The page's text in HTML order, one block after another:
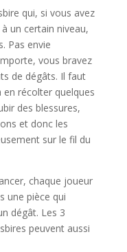
qui, si vous avez
un certain niveau,
Pas envie
vous bravez
de dégâts. Il faut
récolter quelques
des blessures,
et donc les
sur le fil du
chaque joueur
une pièce qui
dégât. Les 3
peuvent aussi